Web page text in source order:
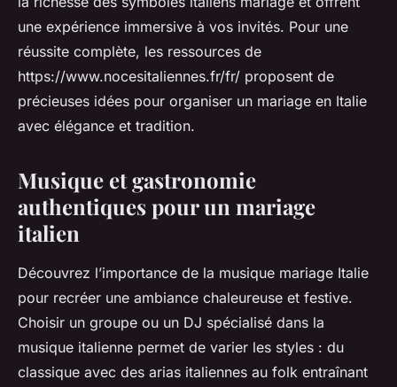
une expérience immersive à vos invités. Pour une
réussite complète, les ressources de
https://www.nocesitaliennes.fr/fr/ proposent de
précieuses idées pour organiser un mariage en Italie
avec élégance et tradition.
Musique et gastronomie
authentiques pour un mariage
italien
Découvrez l’importance de la musique mariage Italie
pour recréer une ambiance chaleureuse et festive.
Choisir un groupe ou un DJ spécialisé dans la
musique italienne permet de varier les styles : du
classique avec des arias italiennes au folk entraînant